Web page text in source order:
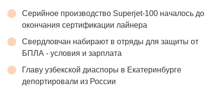
Серийное производство Superjet-100 началось до
окончания сертификации лайнера
Свердловчан набирают в отряды для защиты от
БПЛА - условия и зарплата
Главу узбекской диаспоры в Екатеринбурге
депортировали из России